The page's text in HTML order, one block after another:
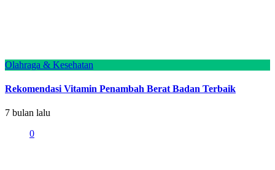
Olahraga & Kesehatan
Rekomendasi Vitamin Penambah Berat Badan Terbaik
7 bulan lalu
0